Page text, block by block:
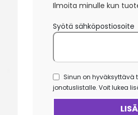
Ilmoita minulle kun
Syötä sähköpostiosoite
Sinun on hyväksyttävä
jonotuslistalle. Voit lukea